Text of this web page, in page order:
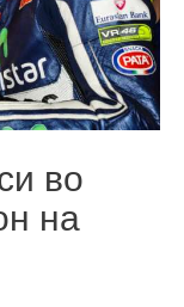
во
на